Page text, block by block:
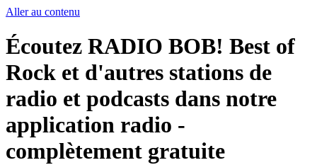
Aller au contenu
Écoutez RADIO BOB! Best of
Rock et d'autres stations de
radio et podcasts dans notre
application radio -
complètement gratuite